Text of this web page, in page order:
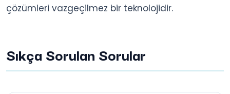
çözümleri vazgeçilmez bir teknolojidir.
Sıkça Sorulan Sorular